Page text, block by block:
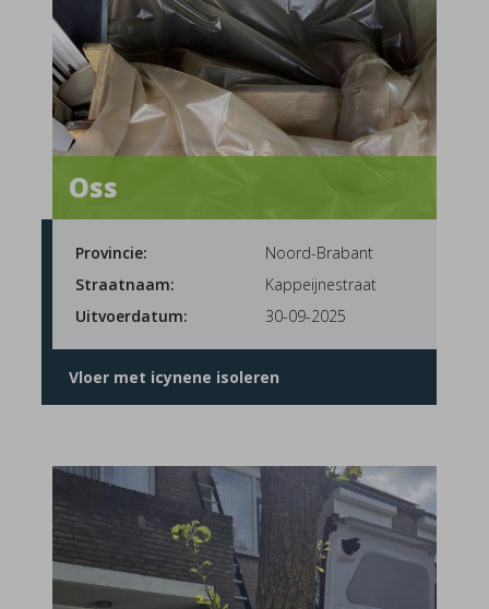
Oss
Provincie:
Noord-Brabant
Straatnaam:
Kappeijnestraat
Uitvoerdatum:
30-09-2025
Vloer met icynene isoleren